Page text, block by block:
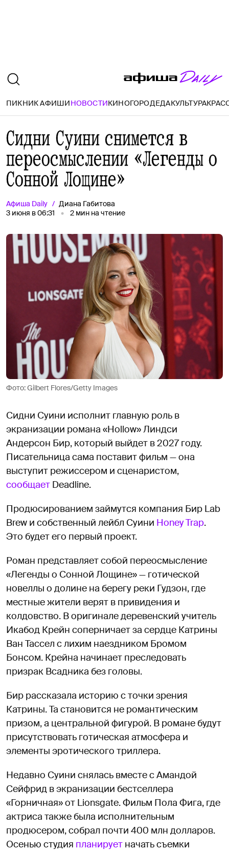
ПИКНИК АФИШИНОВОСТИКИНОГОРОДЕДАКУЛЬТУРА
Сидни Суини снимется в
переосмыслении «Легенды о
Сонной Лощине»
Афиша Daily
Диана Габитова
3 июня в 06:31
2 мин на чтение
Фото: Gilbert Flores/Getty Images
Сидни Суини исполнит главную роль в
экранизации романа «Hollow» Линдси
Андерсон Бир, который выйдет в 2027 году.
Писательница сама поставит фильм — она
выступит режиссером и сценаристом,
сообщает Deadline.
Продюсированием займутся компания Бир Lab
Brew и собственный лейбл Суини Honey Trap.
Это будет его первый проект.
Роман представляет собой переосмысление
«Легенды о Сонной Лощине» — готической
новеллы о долине на берегу реки Гудзон, где
местные жители верят в привидения и
колдовство. В оригинале деревенский учитель
Икабод Крейн соперничает за сердце Катрины
Ван Тассел с лихим наездником Бромом
Бонсом. Крейна начинает преследовать
призрак Всадника без головы.
Бир рассказала историю с точки зрения
Катрины. Та становится не романтическим
призом, а центральной фигурой. В романе будут
присутствовать готическая атмосфера и
элементы эротического триллера.
Недавно Суини снялась вместе с Амандой
Сейфрид в экранизации бестселлера
«Горничная» от Lionsgate. Фильм Пола Фига, где
актриса также была исполнительным
продюсером, собрал почти 400 млн долларов.
Осенью студия планирует начать съемки